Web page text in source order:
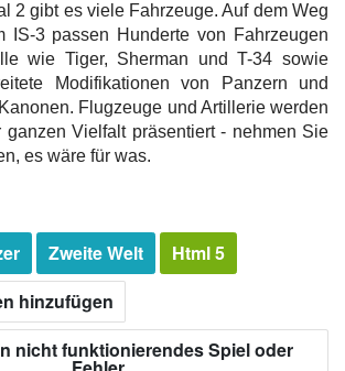
2 gibt es viele Fahrzeuge. Auf dem Weg
IS-3 passen Hunderte von Fahrzeugen
wie Tiger, Sherman und T-34 sowie
Modifikationen von Panzern und
Flugzeuge und Artillerie werden
Vielfalt präsentiert - nehmen Sie
es wäre für was.
Zweite Welt
Html 5
hinzufügen
nicht funktionierendes Spiel oder